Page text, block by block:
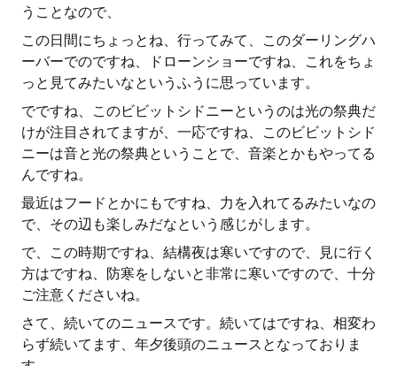
うことなので、
この日間にちょっとね、行ってみて、このダーリングハ
ーバーでのですね、ドローンショーですね、これをちょ
っと見てみたいなというふうに思っています。
でですね、このビビットシドニーというのは光の祭典だ
けが注目されてますが、一応ですね、このビビットシド
ニーは音と光の祭典ということで、音楽とかもやってる
んですね。
最近はフードとかにもですね、力を入れてるみたいなの
で、その辺も楽しみだなという感じがします。
で、この時期ですね、結構夜は寒いですので、見に行く
方はですね、防寒をしないと非常に寒いですので、十分
ご注意くださいね。
さて、続いてのニュースです。続いてはですね、相変わ
らず続いてます、年夕後頭のニュースとなっておりま